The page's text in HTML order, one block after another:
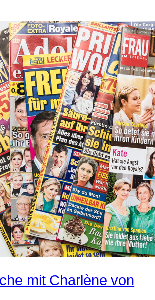
mit Charlène von